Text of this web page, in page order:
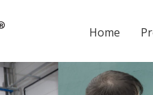
Home